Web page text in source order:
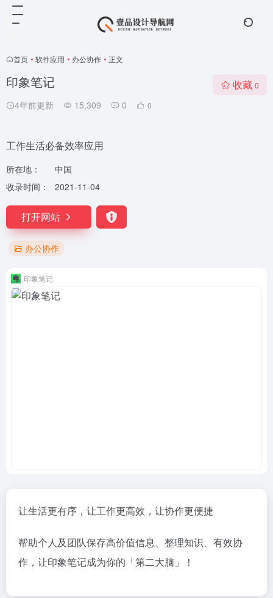
首页 • 软件应用 • 办公协作 • 正文
印象笔记
4年前更新 15,309 0 0
收藏 0
工作生活必备效率应用
所在地：
中国
收录时间：
2021-11-04
打开网站
办公协作
印象笔记
让生活更有序，让工作更高效，让协作更便捷
帮助个人及团队保存高价值信息、整理知识、有效协
作，让印象笔记成为你的「第二大脑」！